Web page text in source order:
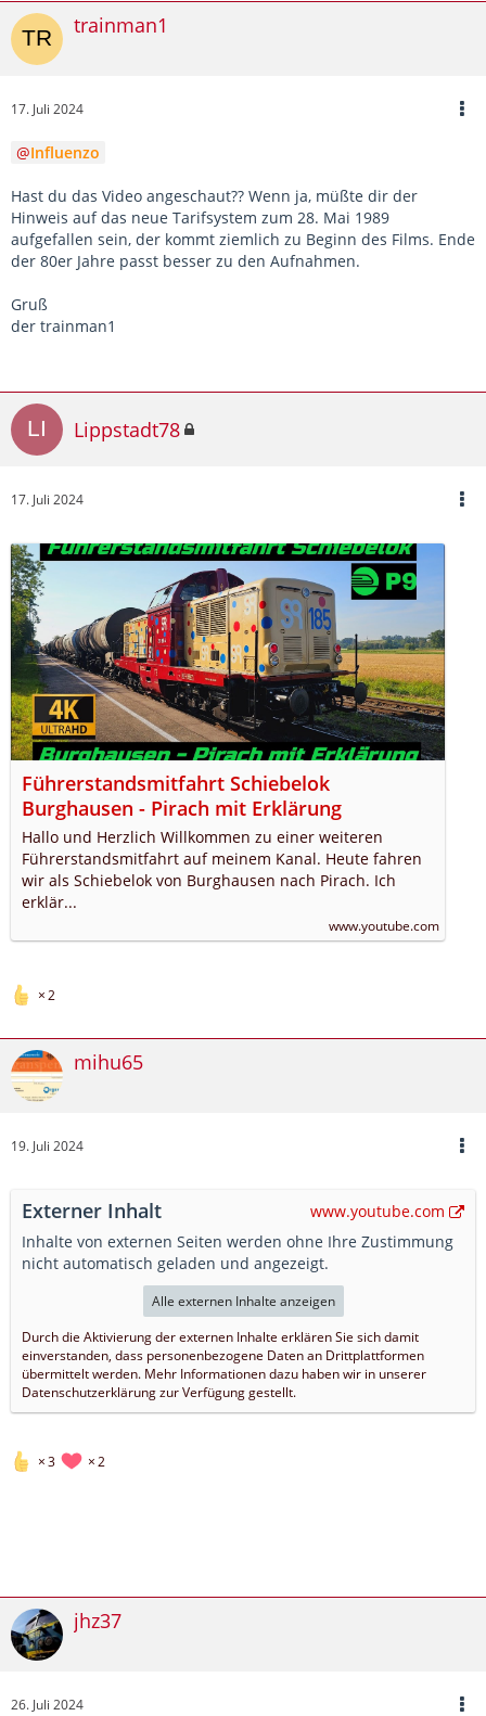
trainman1
17. Juli 2024
Influenzo
Hast du das Video angeschaut?? Wenn ja, müßte dir der
Hinweis auf das neue Tarifsystem zum 28. Mai 1989
aufgefallen sein, der kommt ziemlich zu Beginn des Films. Ende
der 80er Jahre passt besser zu den Aufnahmen.
Gruß
der trainman1
Lippstadt78
17. Juli 2024
Führerstandsmitfahrt Schiebelok
Burghausen - Pirach mit Erklärung
Hallo und Herzlich Willkommen zu einer weiteren
Führerstandsmitfahrt auf meinem Kanal. Heute fahren
wir als Schiebelok von Burghausen nach Pirach. Ich
erklär...
www.youtube.com
2
mihu65
19. Juli 2024
Externer Inhalt
www.youtube.com
Inhalte von externen Seiten werden ohne Ihre Zustimmung
nicht automatisch geladen und angezeigt.
Alle externen Inhalte anzeigen
Durch die Aktivierung der externen Inhalte erklären Sie sich damit
einverstanden, dass personenbezogene Daten an Drittplattformen
übermittelt werden. Mehr Informationen dazu haben wir in unserer
Datenschutzerklärung zur Verfügung gestellt.
3 2
jhz37
26. Juli 2024